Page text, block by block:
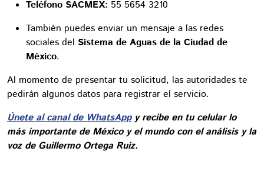
Teléfono SACMEX: 55 5654 3210
También puedes enviar un mensaje a las redes
sociales del Sistema de Aguas de la Ciudad de
México.
Al momento de presentar tu solicitud, las autoridades te
pedirán algunos datos para registrar el servicio.
Únete al canal de WhatsAppy recibe en tu celular lo
más importante de México y el mundo con el análisis y la
voz de Guillermo Ortega Ruiz.